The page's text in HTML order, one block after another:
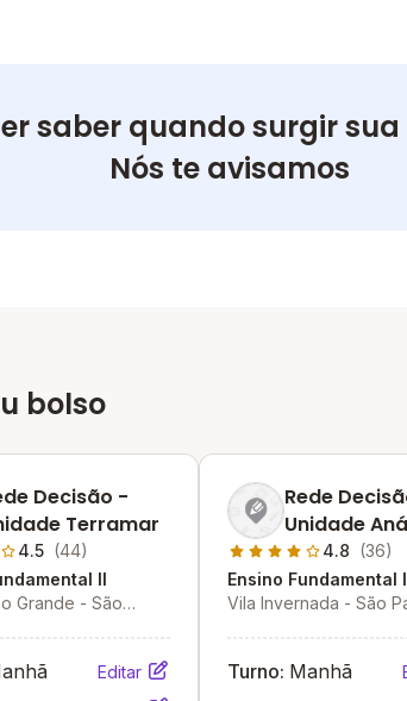
saber quando surgir
Nós te avisamos
bolso
Decisão -
Terramar
4.5 (44)
II
Grande - São
Editar
Rede
Unidade
Franco
4.8 (36)
Ensino Fundamental
Vila Invernada - São
Turno: Manhã